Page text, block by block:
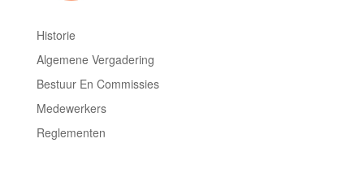
Historie
Algemene Vergadering
Bestuur En Commissies
Medewerkers
Reglementen